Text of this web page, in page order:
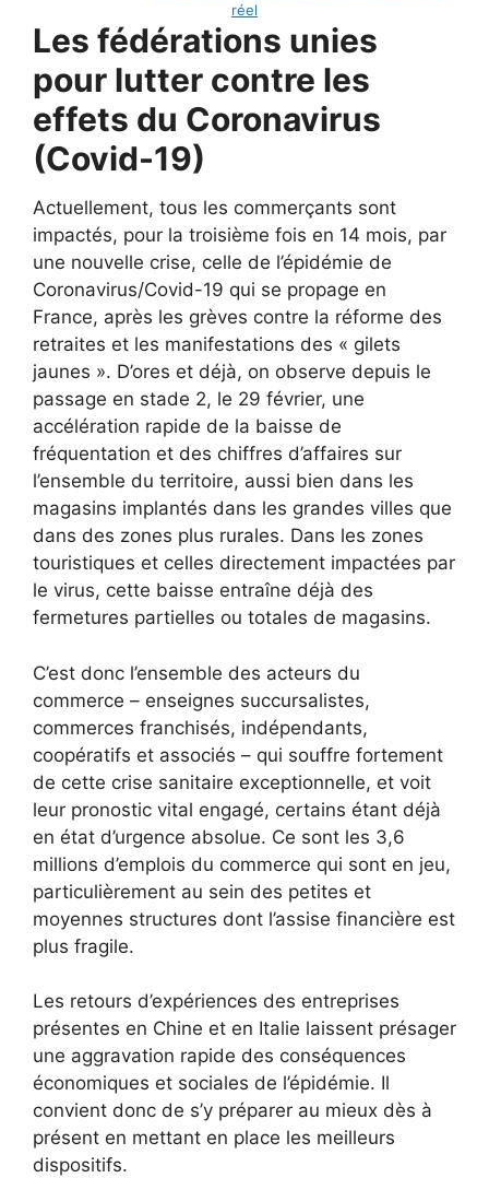
réel
Les fédérations unies
pour lutter contre les
effets du Coronavirus
(Covid-19)
Actuellement, tous les commerçants sont
impactés, pour la troisième fois en 14 mois, par
une nouvelle crise, celle de l’épidémie de
Coronavirus/Covid-19 qui se propage en
France, après les grèves contre la réforme des
retraites et les manifestations des « gilets
jaunes ». D’ores et déjà, on observe depuis le
passage en stade 2, le 29 février, une
accélération rapide de la baisse de
fréquentation et des chiffres d’affaires sur
l’ensemble du territoire, aussi bien dans les
magasins implantés dans les grandes villes que
dans des zones plus rurales. Dans les zones
touristiques et celles directement impactées par
le virus, cette baisse entraîne déjà des
fermetures partielles ou totales de magasins.
C’est donc l’ensemble des acteurs du
commerce – enseignes succursalistes,
commerces franchisés, indépendants,
coopératifs et associés – qui souffre fortement
de cette crise sanitaire exceptionnelle, et voit
leur pronostic vital engagé, certains étant déjà
en état d’urgence absolue. Ce sont les 3,6
millions d’emplois du commerce qui sont en jeu,
particulièrement au sein des petites et
moyennes structures dont l’assise financière est
plus fragile.
Les retours d’expériences des entreprises
présentes en Chine et en Italie laissent présager
une aggravation rapide des conséquences
économiques et sociales de l’épidémie. Il
convient donc de s’y préparer au mieux dès à
présent en mettant en place les meilleurs
dispositifs.